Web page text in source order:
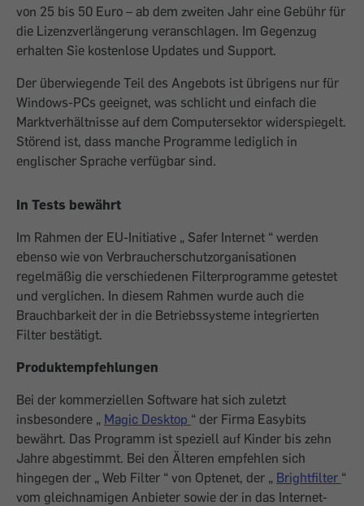
von 25 bis 50 Euro – ab dem zweiten Jahr eine Gebühr für
die Lizenzverlängerung veranschlagen. Im Gegenzug
erhalten Sie kostenlose Updates und Support.
Der überwiegende Teil des Angebots ist übrigens nur für
Windows-PCs geeignet, was schlicht und einfach die
Marktverhältnisse auf dem Computersektor widerspiegelt.
Störend ist, dass manche Programme lediglich in
englischer Sprache verfügbar sind.
In Tests bewährt
Im Rahmen der EU-Initiative „ Safer Internet “ werden
ebenso wie von Verbraucherschutzorganisationen
regelmäßig die verschiedenen Filterprogramme getestet
und verglichen. In diesem Rahmen wurde auch die
Brauchbarkeit der in die Betriebssysteme integrierten
Filter bestätigt.
Produktempfehlungen
Bei der kommerziellen Software hat sich zuletzt
insbesondere „ Magic Desktop “ der Firma Easybits
bewährt. Das Programm ist speziell auf Kinder bis zehn
Jahre abgestimmt. Bei den Älteren empfehlen sich
hingegen der „ Web Filter “ von Optenet, der „ Brightfilter “
vom gleichnamigen Anbieter sowie der in das Internet-